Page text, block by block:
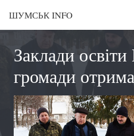
ШУМСЬК INFO
Заклади
громади